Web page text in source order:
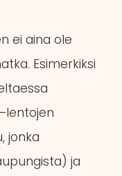
ei aina ole
Esimerkiksi
jonka
ja